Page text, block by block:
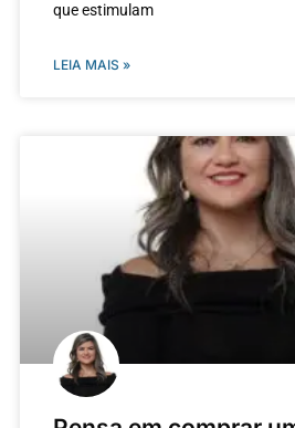
que estimulam
LEIA MAIS »